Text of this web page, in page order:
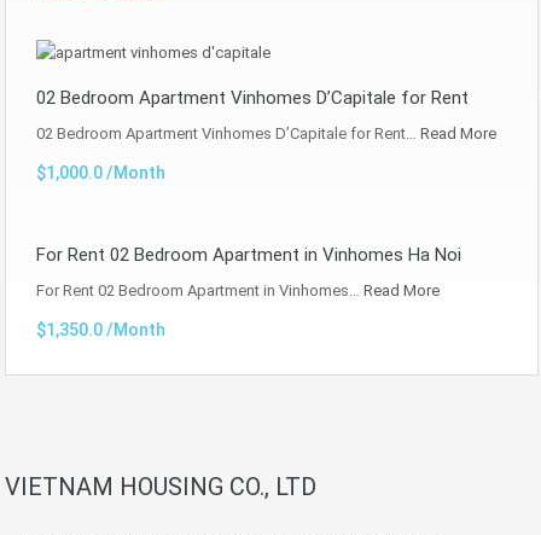
02 Bedroom Apartment Vinhomes D’Capitale for Rent
02 Bedroom Apartment Vinhomes D’Capitale for Rent… Read More
$1,000.0 /Month
For Rent 02 Bedroom Apartment in Vinhomes Ha Noi
For Rent 02 Bedroom Apartment in Vinhomes… Read More
$1,350.0 /Month
VIETNAM HOUSING CO., LTD